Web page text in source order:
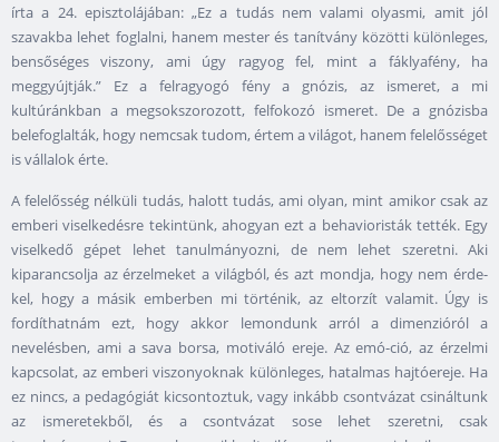
írta a 24. episztolájában: „Ez a tudás nem valami olyasmi, amit jól
szavakba lehet foglalni, hanem mester és tanítvány közötti különleges,
bensőséges viszony, ami úgy ragyog fel, mint a fáklyafény, ha
meggyújtják.” Ez a felragyogó fény a gnózis, az ismeret, a mi
kultúránkban a megsokszorozott, felfokozó ismeret. De a gnózisba
belefoglalták, hogy nemcsak tudom, értem a világot, hanem felelősséget
is vállalok érte.
A felelősség nélküli tudás, halott tudás, ami olyan, mint amikor csak az
emberi viselkedésre tekintünk, ahogyan ezt a behavioristák tették. Egy
viselkedő gépet lehet tanulmányozni, de nem lehet szeretni. Aki
kiparancsolja az érzelmeket a világból, és azt mondja, hogy nem érde-
kel, hogy a másik emberben mi történik, az eltorzít valamit. Úgy is
fordíthatnám ezt, hogy akkor lemondunk arról a dimenzióról a
nevelésben, ami a sava borsa, motiváló ereje. Az emó-ció, az érzelmi
kapcsolat, az emberi viszonyoknak különleges, hatalmas hajtóereje. Ha
ez nincs, a pedagógiát kicsontoztuk, vagy inkább csontvázat csináltunk
az ismeretekből, és a csontvázat sose lehet szeretni, csak